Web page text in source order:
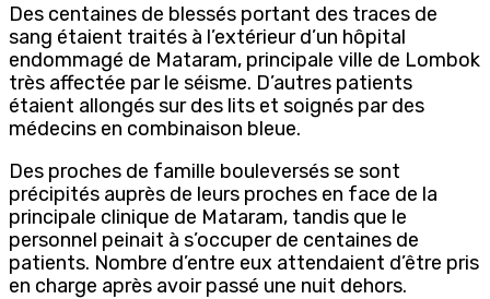
Des centaines de blessés portant des traces de
sang étaient traités à l’extérieur d’un hôpital
endommagé de Mataram, principale ville de Lombok
très affectée par le séisme. D’autres patients
étaient allongés sur des lits et soignés par des
médecins en combinaison bleue.
Des proches de famille bouleversés se sont
précipités auprès de leurs proches en face de la
principale clinique de Mataram, tandis que le
personnel peinait à s’occuper de centaines de
patients. Nombre d’entre eux attendaient d’être pris
en charge après avoir passé une nuit dehors.